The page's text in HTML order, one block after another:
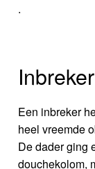
.
Een inbreker
heel vreemde
De dader ging
douchekolom,